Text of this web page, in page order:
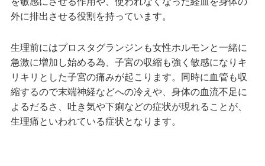
外に排出させる役割を持っています。
生理前にはプロスタグランジンも女性ホルモンと一緒に
急激に増加し始める為、子宮の収縮も強く敏感になりキ
リキリとした子宮の痛みが起こります。同時に血管も収
縮するので末端神経などへの冷えや、身体の血流不足に
よるだるさ、吐き気や下痢などの症状が現れることが、
生理痛といわれている症状となります。